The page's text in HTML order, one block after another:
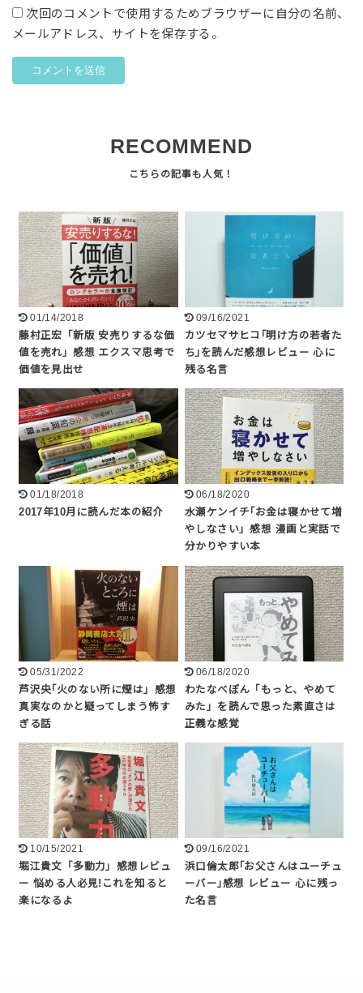
次回のコメントで使用するためブラウザーに自分の名前、
メールアドレス、サイトを保存する。
RECOMMEND
01/14/2018
藤村正宏「新版 安売りするな価
値を売れ」感想 エクスマ思考で
価値を見出せ
09/16/2021
カツセマサヒコ｢明け方の若者た
ち｣を読んだ感想レビュー 心に
残る名言
01/18/2018
2017年10月に読んだ本の紹介
06/18/2020
水瀬ケンイチ｢お金は寝かせて増
やしなさい」感想 漫画と実話で
分かりやすい本
05/31/2022
芦沢央｢火のない所に煙は」感想
真実なのかと疑ってしまう怖す
ぎる話
06/18/2020
わたなべぽん「もっと、やめて
みた」を読んで思った素直さは
正義な感覚
10/15/2021
堀江貴文「多動力」感想レビュ
ー 悩める人必見!これを知ると
楽になるよ
09/16/2021
浜口倫太郎｢お父さんはユーチュ
ーバー｣感想 レビュー 心に残っ
た名言